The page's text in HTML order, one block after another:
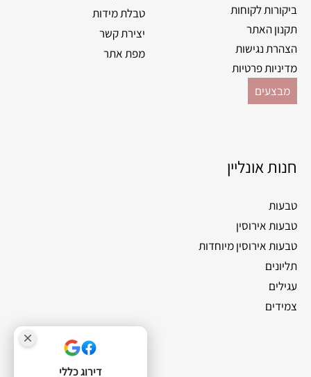
ביקורות לקוחות
תקנון האתר
הצהרת נגישות
מדיניות פרטיות
מבצעים
טבלת מידות
יצירת קשר
מפת אתר
חנות אונליין
טבעות
טבעות אירוסין
טבעות אירוסין מיוחדות
תליונים
עגילים
צמידים
דירוג כללי